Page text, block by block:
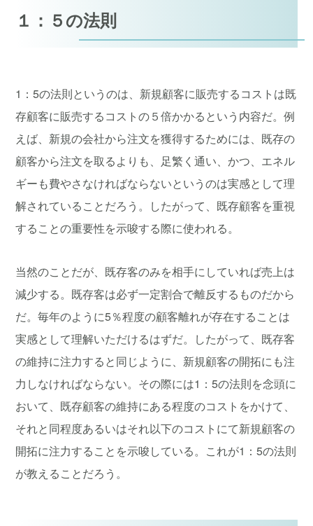
１：５の法則
1：5の法則というのは、新規顧客に販売するコストは既
存顧客に販売するコストの５倍かかるという内容だ。例
えば、新規の会社から注文を獲得するためには、既存の
顧客から注文を取るよりも、足繁く通い、かつ、エネル
ギーも費やさなければならないというのは実感として理
解されていることだろう。したがって、既存顧客を重視
することの重要性を示唆する際に使われる。
当然のことだが、既存客のみを相手にしていれば売上は
減少する。既存客は必ず一定割合で離反するものだから
だ。毎年のように5％程度の顧客離れが存在することは
実感として理解いただけるはずだ。したがって、既存客
の維持に注力すると同じように、新規顧客の開拓にも注
力しなければならない。その際には1：5の法則を念頭に
おいて、既存顧客の維持にある程度のコストをかけて、
それと同程度あるいはそれ以下のコストにて新規顧客の
開拓に注力することを示唆している。これが1：5の法則
が教えることだろう。